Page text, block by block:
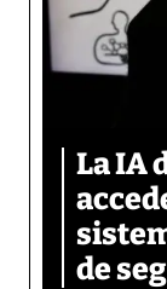
La IA
de